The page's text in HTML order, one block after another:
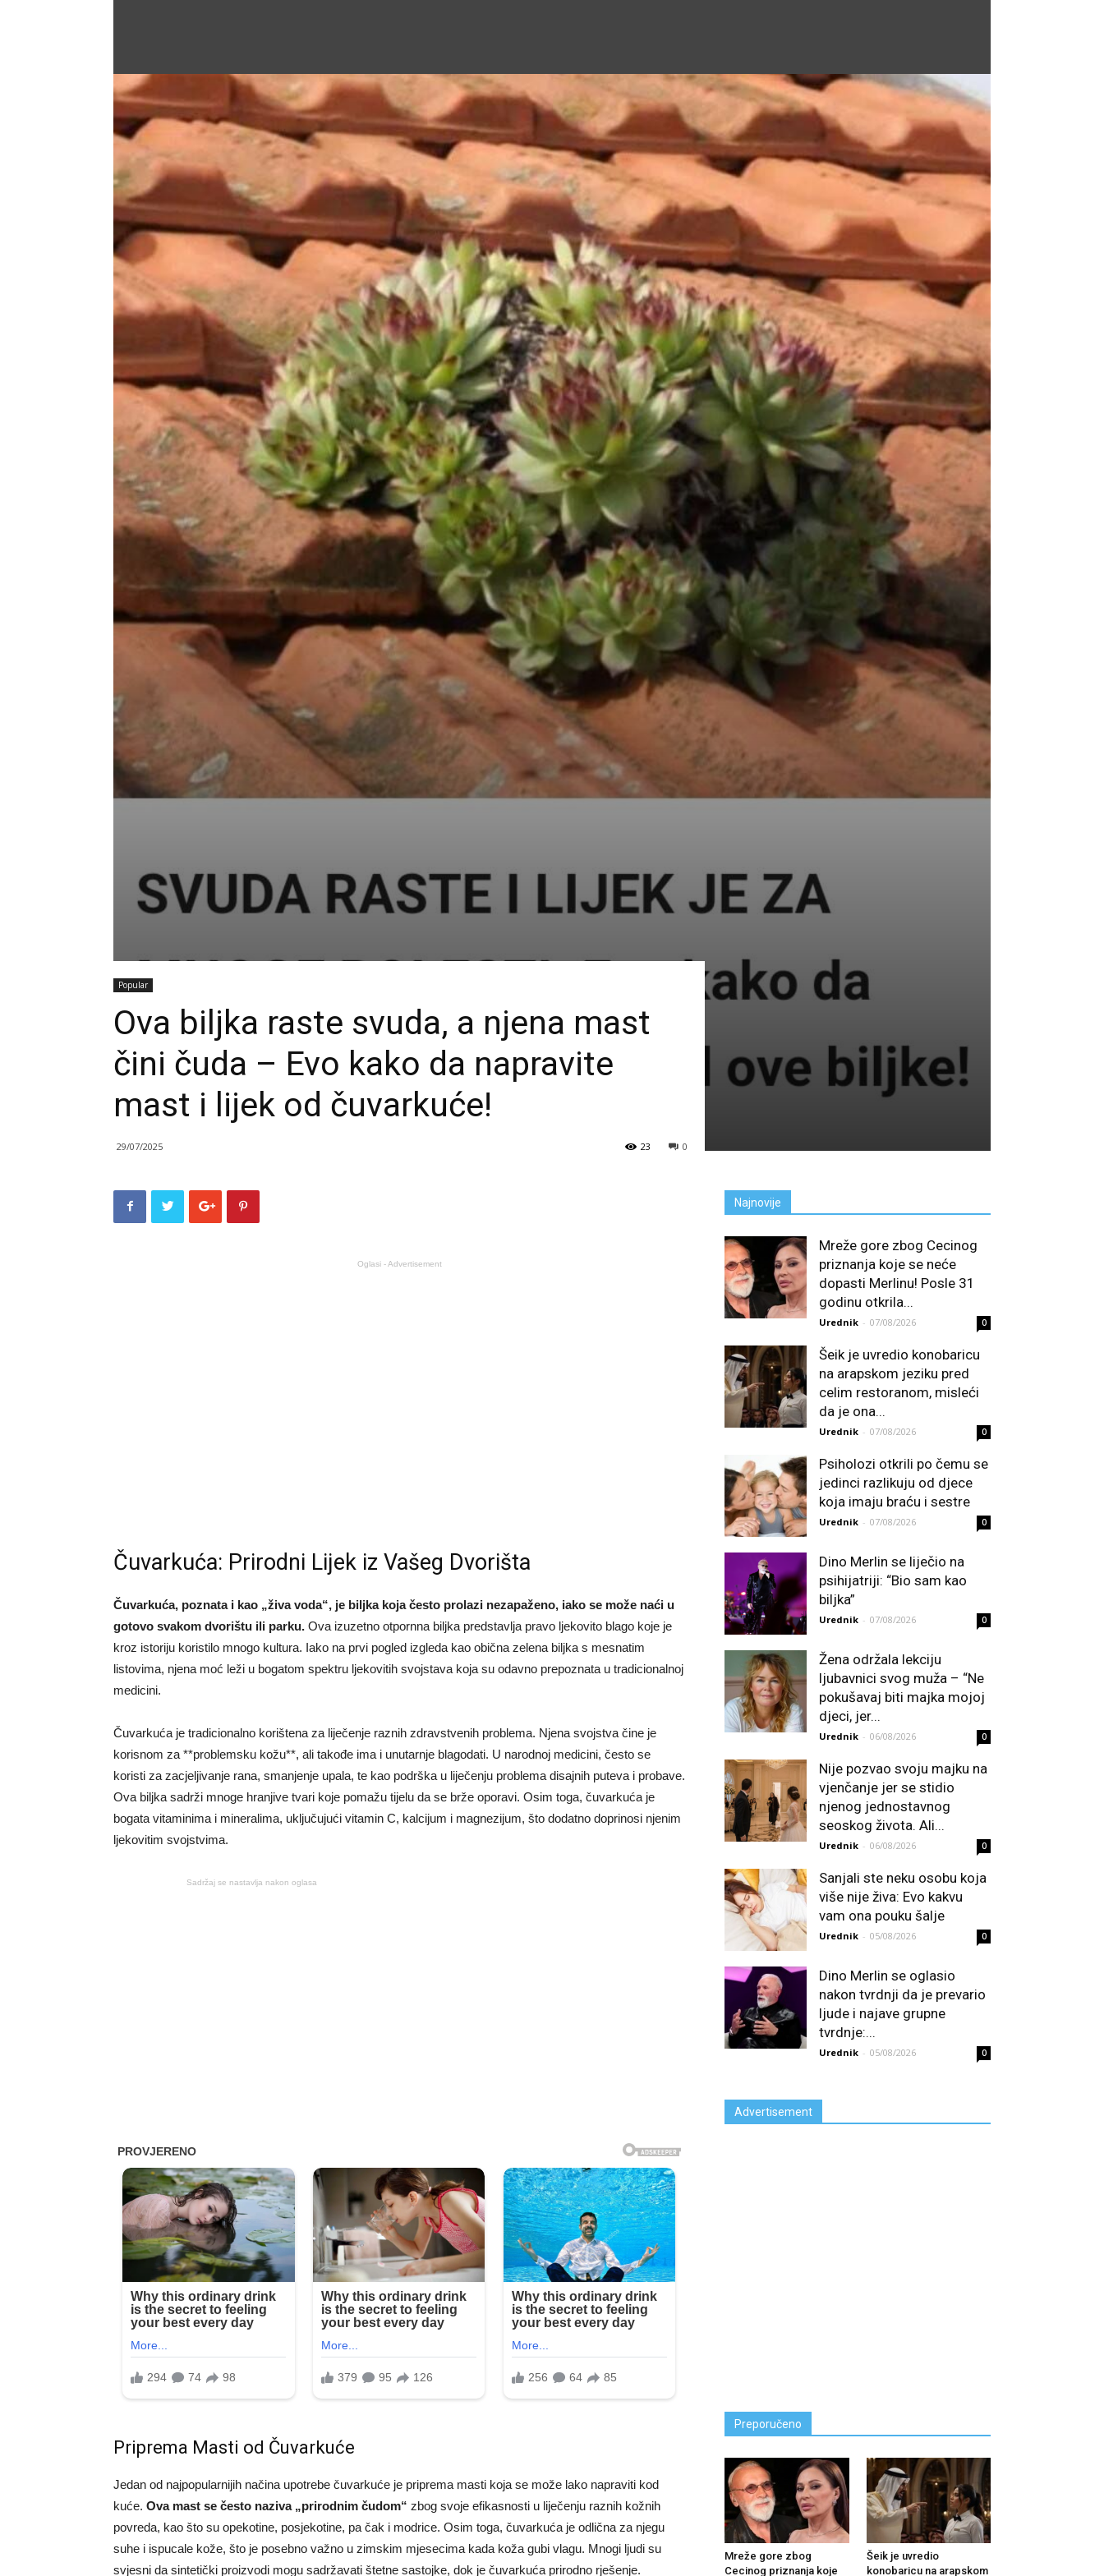
Popular
Ova biljka raste svuda, a njena mast
čini čuda – Evo kako da napravite
mast i lijek od čuvarkuće!
29/07/2025 0
23
Oglasi - Advertisement
Čuvarkuća: Prirodni Lijek iz Vašeg Dvorišta
Čuvarkuća, poznata i kao „živa voda“, je biljka koja često prolazi nezapaženo, iako se može naći u
gotovo svakom dvorištu ili parku. Ova izuzetno otpornna biljka predstavlja pravo ljekovito blago koje je
kroz istoriju koristilo mnogo kultura. Iako na prvi pogled izgleda kao obična zelena biljka s mesnatim
listovima, njena moć leži u bogatom spektru ljekovitih svojstava koja su odavno prepoznata u tradicionalnoj
medicini.
Čuvarkuća je tradicionalno korištena za liječenje raznih zdravstvenih problema. Njena svojstva čine je
korisnom za **problemsku kožu**, ali takođe ima i unutarnje blagodati. U narodnoj medicini, često se
koristi za zacjeljivanje rana, smanjenje upala, te kao podrška u liječenju problema disajnih puteva i probave.
Ova biljka sadrži mnoge hranjive tvari koje pomažu tijelu da se brže oporavi. Osim toga, čuvarkuća je
bogata vitaminima i mineralima, uključujući vitamin C, kalcijum i magnezijum, što dodatno doprinosi njenim
ljekovitim svojstvima.
Sadržaj se nastavlja nakon oglasa
Priprema Masti od Čuvarkuće
Jedan od najpopularnijih načina upotrebe čuvarkuće je priprema masti koja se može lako napraviti kod
kuće. Ova mast se često naziva „prirodnim čudom“ zbog svoje efikasnosti u liječenju raznih kožnih
povreda, kao što su opekotine, posjekotine, pa čak i modrice. Osim toga, čuvarkuća je odlična za njegu
suhe i ispucale kože, što je posebno važno u zimskim mjesecima kada koža gubi vlagu. Mnogi ljudi su
svjesni da sintetički proizvodi mogu sadržavati štetne sastojke, dok je čuvarkuća prirodno rješenje.
Najnovije
Mreže gore zbog Cecinog
priznanja koje se neće
dopasti Merlinu! Posle 31
godinu otkrila...
Urednik - 07/08/2026 0
Šeik je uvredio konobaricu
na arapskom jeziku pred
celim restoranom, misleći
da je ona...
Urednik - 07/08/2026 0
Psiholozi otkrili po čemu se
jedinci razlikuju od djece
koja imaju braću i sestre
Urednik - 07/08/2026 0
Dino Merlin se liječio na
psihijatriji: “Bio sam kao
biljka”
Urednik - 07/08/2026 0
Žena održala lekciju
ljubavnici svog muža – “Ne
pokušavaj biti majka mojoj
djeci, jer...
Urednik - 06/08/2026 0
Nije pozvao svoju majku na
vjenčanje jer se stidio
njenog jednostavnog
seoskog života. Ali...
Urednik - 06/08/2026 0
Sanjali ste neku osobu koja
više nije živa: Evo kakvu
vam ona pouku šalje
Urednik - 05/08/2026 0
Dino Merlin se oglasio
nakon tvrdnji da je prevario
ljude i najave grupne
tvrdnje:...
Urednik - 05/08/2026 0
Advertisement
Preporučeno
Mreže gore zbog
Cecinog priznanja koje
Šeik je uvredio
konobaricu na arapskom